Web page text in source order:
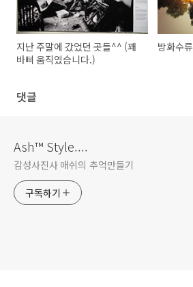
지난 주말에 갔었던 곳들^^ (꽤
바삐 움직였습니다.)
방화수
댓글
Ash™ Style....
감성사진사 애쉬의 추억만들기
구독하기